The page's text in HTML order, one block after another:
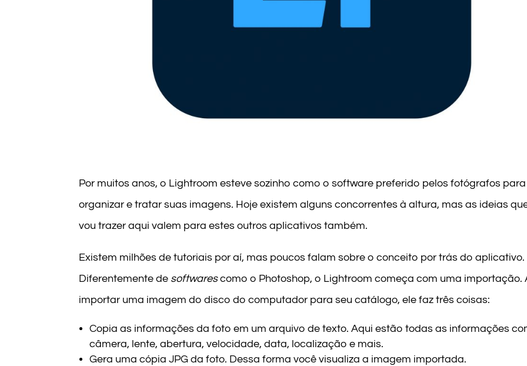
Por muitos anos, o Lightroom esteve sozinho como o software preferido pelos fotógrafos para
organizar e tratar suas imagens. Hoje existem alguns concorrentes à altura, mas as ideias
vou trazer aqui valem para estes outros aplicativos também.
Existem milhões de tutoriais por aí, mas poucos falam sobre o conceito por trás do aplicativo.
Diferentemente de softwarescomo o Photoshop, o Lightroom começa com uma importação.
importar uma imagem do disco do computador para seu catálogo, ele faz três coisas:
Copia as informações da foto em um arquivo de texto. Aqui estão todas as informações
câmera, lente, abertura, velocidade, data, localização e mais.
Gera uma cópia JPG da foto. Dessa forma você visualiza a imagem importada.